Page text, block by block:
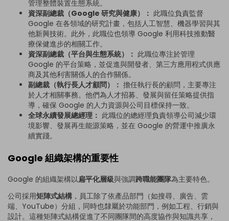
管理整體裝置生態系統。
資深副總裁（Google 研究與健康）： 此職位負責監督
Google 在各領域的研究計畫，包括人工智慧、機器學習與其
他新興技術。此外，此職位也領導 Google 利用科技推動醫
療保健進步的相關工作。
資深副總裁（平台與生態系統）： 此職位專注於管理
Google 的平台策略，並促進與開發者、第三方應用程式供應
商及其他利害關係人的合作關係。
副總裁（執行長人才顧問）： 擔任執行長的顧問，主要專注
於人才相關事務。他們為人才招募、發展與留任策略提供指
導，確保 Google 的人力資源與公司目標保持一致。
全球永續發展總經理： 此職位的總經理負責領導公司減少環
境影響、發展再生能源策略，並在 Google 的營運中推廣永
續實踐。
Google 組織架構的重要性
Google 的組織架構以扁平化層級與強調跨職能團隊為主要特色。
公司採用矩陣式結構 ，員工除了依產品部門（如搜尋、廣告、雲
端、YouTube）分組，同時也隸屬於功能部門，例如工程、行銷與
設計。這種矩陣式結構促進了不同團隊間的高度協作與知識共享，